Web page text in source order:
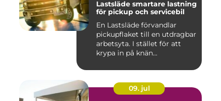
Lastsläde smartare lastning
för pickup och servicebil
En Lastsläde förvandlar
pickupflaket till en utdragbar
arbetsyta. I stället för att
krypa in på knän...
09. jul